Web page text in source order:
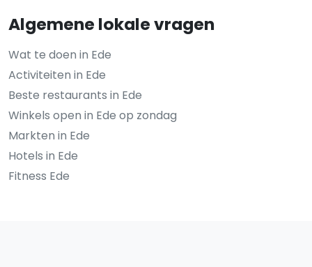
Algemene lokale vragen
Wat te doen in Ede
Activiteiten in Ede
Beste restaurants in Ede
Winkels open in Ede op zondag
Markten in Ede
Hotels in Ede
Fitness Ede